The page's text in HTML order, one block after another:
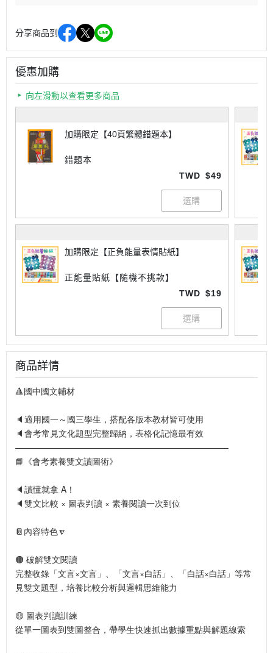
分享商品到
優惠加購
向左滑動以查看更多商品
加購限定【40頁繁體錯題本】
錯題本
TWD $49
加購限定【正負能量表情貼紙】
正能量貼紙【隨機不挑款】
TWD $19
商品詳情
🔺國中國文輔材
🔈適用國一～國三學生，搭配各版本教材皆可使用
🔈會考常見文化題型完整歸納，表格化記憶最有效
—————————————————————————
📘《會考素養雙文讀圖術》
🔈讀懂就拿 A！
🔈雙文比較 × 圖表判讀 × 素養閱讀一次到位
📔內容特色🔽
🟠 破解雙文閱讀
完整收錄「文言×文言」、「文言×白話」、「白話×白話」等常
見雙文題型，培養比較分析與邏輯思維能力
🟡 圖表判讀訓練
從單一圖表到雙圖整合，帶學生快速抓出數據重點與解題線索